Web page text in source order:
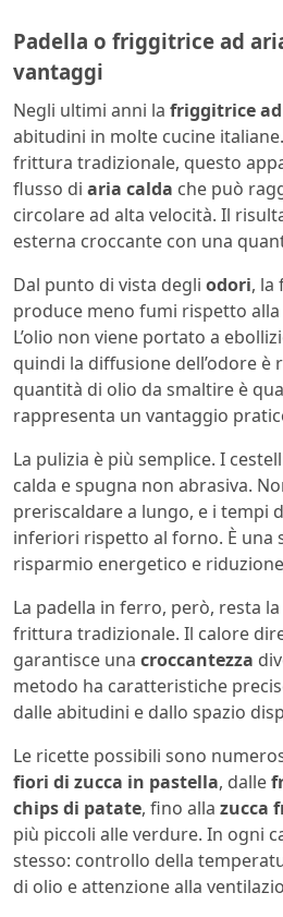
Padella o friggitrice ad
vantaggi
Negli ultimi anni la friggitrice
abitudini in molte cucine
frittura tradizionale, questo
flusso di aria calda che può
circolare ad alta velocità. Il
esterna croccante con una
Dal punto di vista degli odori, la
produce meno fumi rispetto
L’olio non viene portato a
quindi la diffusione dell’odore è
quantità di olio da smaltire è
rappresenta un vantaggio
La pulizia è più semplice. I
calda e spugna non abrasiva.
preriscaldare a lungo, e i tempi
inferiori rispetto al forno. È una
risparmio energetico e
La padella in ferro, però, resta
frittura tradizionale. Il calore
garantisce una croccantezza
metodo ha caratteristiche
dalle abitudini e dallo spazio
Le ricette possibili sono
fiori di zucca in pastella, dalle
chips di patate, fino alla zucca
più piccoli alle verdure. In ogni
stesso: controllo della
di olio e attenzione alla